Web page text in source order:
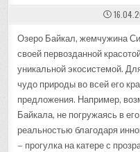
Озеро Байкал, жемчужина
своей первозданной
уникальной экосистемой.
чудо природы во всей его
предложения. Например,
Байкала, не погружаясь в
реальностью благодаря
– прогулка на катере с